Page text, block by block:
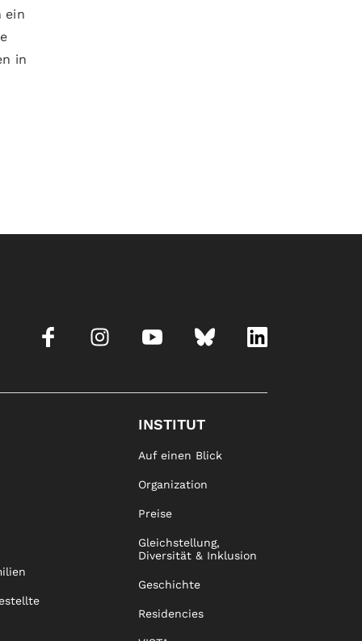
ein
in
INSTITUT
Auf einen Blick
Organization
Preise
Gleichstellung,
Diversität & Inklusion
Geschichte
Residencies